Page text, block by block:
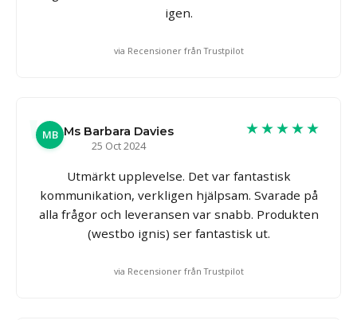
igen.
via Recensioner från Trustpilot
MB Ms Barbara Davies
25 Oct 2024
★★★★★
Utmärkt upplevelse. Det var fantastisk
kommunikation, verkligen hjälpsam. Svarade på
alla frågor och leveransen var snabb. Produkten
(westbo ignis) ser fantastisk ut.
via Recensioner från Trustpilot